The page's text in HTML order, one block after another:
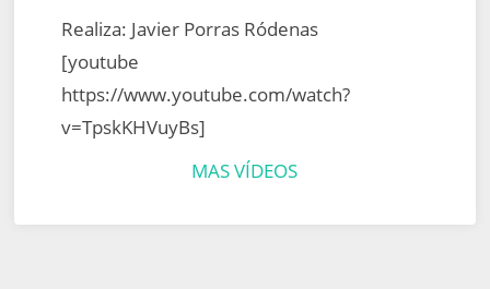
Realiza: Javier Porras Ródenas
[youtube
https://www.youtube.com/watch?
v=TpskKHVuyBs]
MAS VÍDEOS